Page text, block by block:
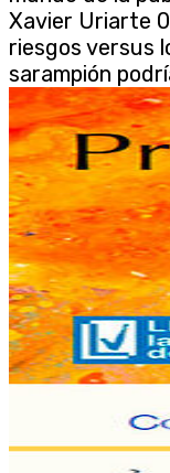
Xavier Uriarte
riesgos versus
sarampión